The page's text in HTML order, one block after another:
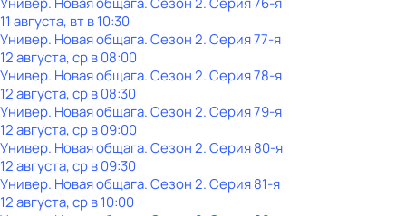
11 августа, вт в 10:30
Универ. Новая общага. Сезон 2. Серия 77-я
12 августа, ср в 08:00
Универ. Новая общага. Сезон 2. Серия 78-я
12 августа, ср в 08:30
Универ. Новая общага. Сезон 2. Серия 79-я
12 августа, ср в 09:00
Универ. Новая общага. Сезон 2. Серия 80-я
12 августа, ср в 09:30
Универ. Новая общага. Сезон 2. Серия 81-я
12 августа, ср в 10:00